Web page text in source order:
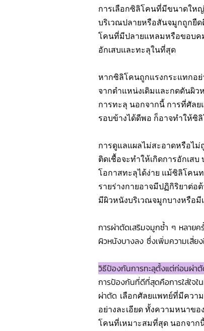
การเลือกซิลิโคนที่มีขนาดใหญ่
บริเวณปลายหรือสันจมูกถูกยืด
โคนที่มีปลายแหลมหรือขอบค
อักเสบและทะลุในที่สุด
หากซิลิโคนถูกแรงกระแทกอย่
จากตำแหน่งเดิมและกดดันผิว
การทะลุ นอกจากนี้ การที่ศัลย
รอบข้างได้ดีพอ ก็อาจทำให้ซิ
การดูแลแผลไม่สะอาดหรือไม่
ติดเชื้อจะทำให้เกิดการอักเส
โอกาสทะลุได้ง่าย แม้ซิลิโคน
รายร่างกายอาจมีปฏิกิริยาต่อ
มีผิวหนังบริเวณจมูกบางหรือมี
การผ่าตัดเสริมจมูกซ้ำ ๆ หลายค
ผิวหนังบางลง ซึ่งเพิ่มความเสี่ยง
วิธีป้องกันการทะลุตั้งแต่ก่อนผ่าตั
การป้องกันที่ดีที่สุดคือการใส่ใจ
ผ่าตัด เลือกศัลยแพทย์ที่มีควา
อย่างละเอียด ทั้งความหนาข
โคนที่เหมาะสมที่สุด นอกจาก